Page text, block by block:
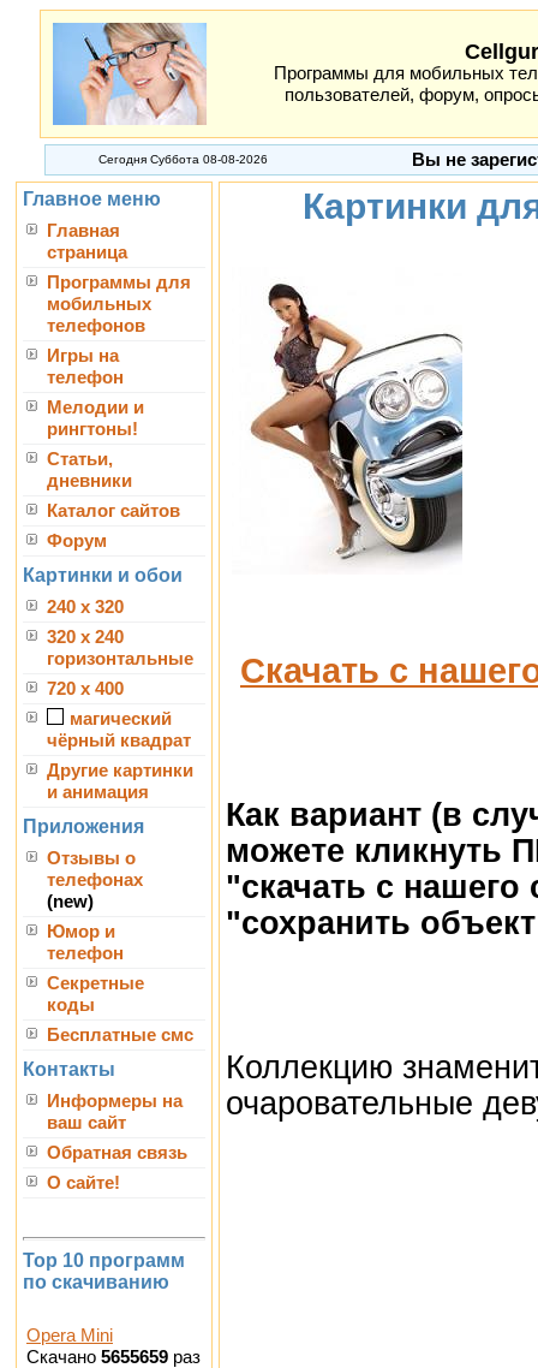
Программы для мобильных
пользователей, форум,
Сегодня Суббота 08-08-2026 Вы не
Главное меню
Главная
страница
Программы для
мобильных
телефонов
Игры на
телефон
Мелодии и
рингтоны!
Статьи,
дневники
Каталог сайтов
Форум
Картинки и обои
240 x 320
320 x 240
горизонтальные
720 x 400
магический
чёрный квадрат
Другие картинки
и анимация
Приложения
Отзывы о
телефонах
(new)
Юмор и
телефон
Секретные
коды
Бесплатные смс
Контакты
Информеры на
ваш сайт
Обратная связь
О сайте!
Top 10 программ
по скачиванию
Opera Mini
Скачано 5655659 раз
Картинки
Скачать с
Как вариант (в
можете кликнуть
"скачать с
"сохранить
Коллекцию
очаровательные